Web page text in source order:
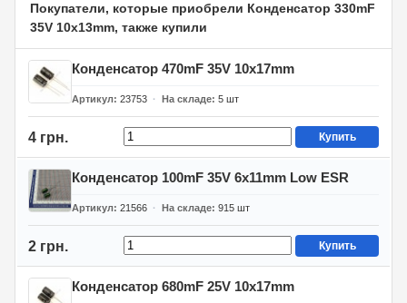
Покупатели, которые приобрели Конденсатор 330mF
35V 10x13mm, также купили
Конденсатор 470mF 35V 10x17mm
Артикул 23753 На складе 5 шт
4 грн. Купить
Конденсатор 100mF 35V 6x11mm Low ESR
Артикул 21566 На складе 915 шт
2 грн. Купить
Конденсатор 680mF 25V 10x17mm